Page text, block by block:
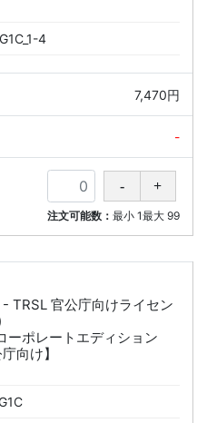
4
7,470円
-
注文可能数： 最小 1最大 99
TRSL 官公庁向けライセン
ーポレートエディション
向け】